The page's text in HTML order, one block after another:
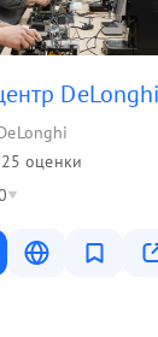
DeLonghi
оценки